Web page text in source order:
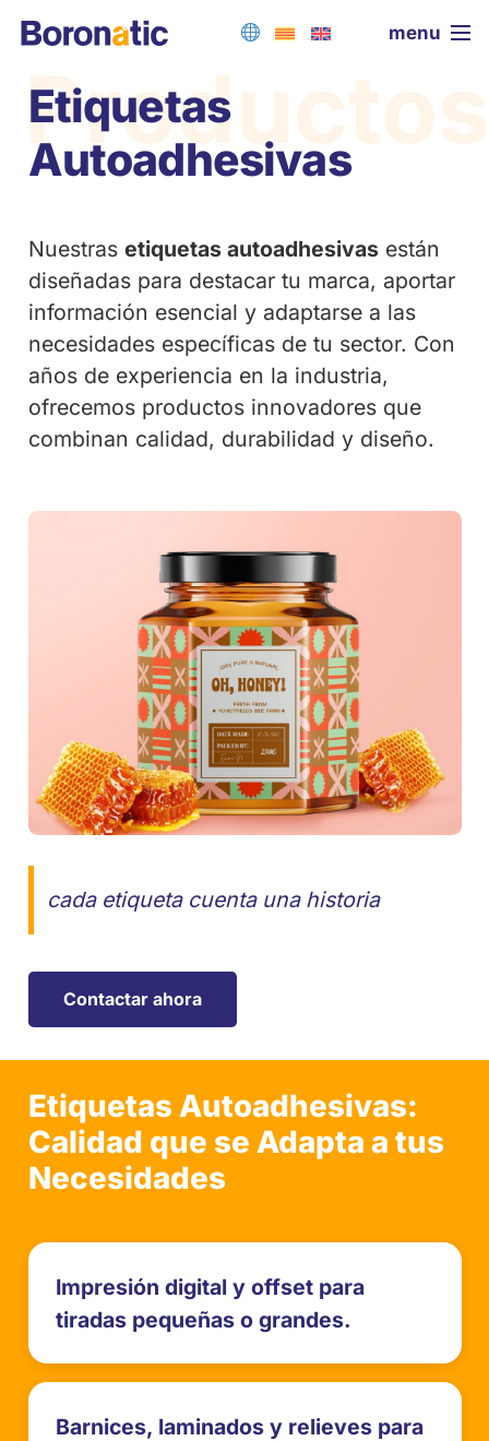
menu
Productos
Etiquetas
Autoadhesivas
Nuestras etiquetas autoadhesivasestán
diseñadas para destacar tu marca, aportar
información esencial y adaptarse a las
necesidades específicas de tu sector. Con
años de experiencia en la industria,
ofrecemos productos innovadores que
combinan calidad, durabilidad y diseño.
cada etiqueta cuenta una historia
Contactar ahora
Etiquetas Autoadhesivas:
Calidad que se Adapta a tus
Necesidades
Impresión digital y offset para
tiradas pequeñas o grandes.
Barnices, laminados y relieves para